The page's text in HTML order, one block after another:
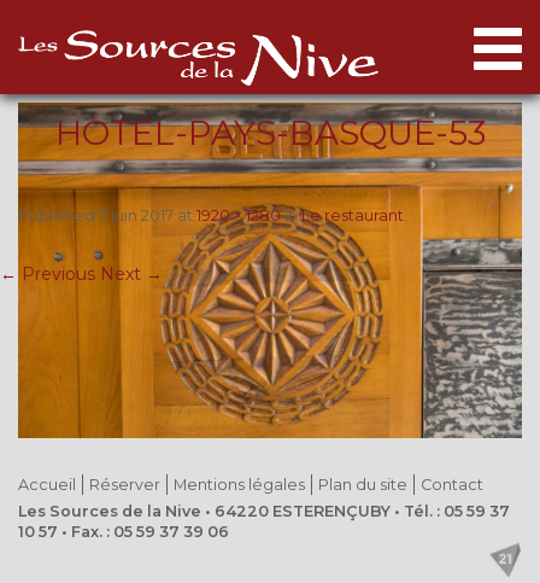
HOTEL-PAYS-BASQUE-53
Published 7 juin 2017 at 1920 × 1280inLe restaurant.
← Previous Next →
Accueil Réserver Mentions légales Plan du site
Contact
Les Sources de la Nive • 64220 ESTERENÇUBY • Tél. : 05 59 37
10 57 • Fax. : 05 59 37 39 06